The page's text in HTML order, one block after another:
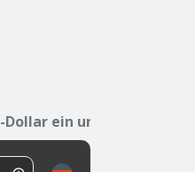
ein und...